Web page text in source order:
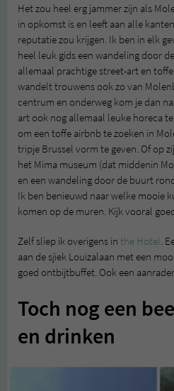
Het zou heel erg jammer zijn als
in opkomst is en leeft aan alle
reputatie zou krijgen. Ik ben in elk
heel leuk gids een wandeling door
allemaal prachtige street-art en
wandelt trouwens ook zo van
centrum en onderweg kom je dan
art ook nog allemaal leuke horeca
om een toffe airbnb te zoeken in
tripje Brussel vorm te geven. Of op
het Mima museum (dat middenin
en een wandeling door de buurt
Ik ben benieuwd naar welke mooie
komen op de muren. Kijk vooral
Zelf sliep ik overigens in the Hotel.
aan de sjiek Louizalaan met een
goed ontbijtbuffet. Ook een
Toch nog een
en drinken